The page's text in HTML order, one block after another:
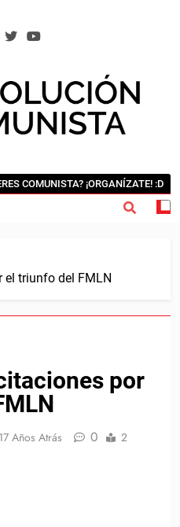
COMUNISTA? ¡ORGANÍZATE! :D
triunfo del FMLN
por
17 Años Atrás 0
2